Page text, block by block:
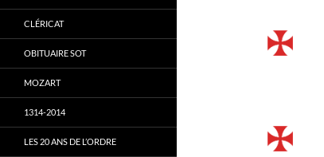
CLÉRICAT
OBITUAIRE SOT
MOZART
1314-2014
LES 20 ANS DE L’ORDRE